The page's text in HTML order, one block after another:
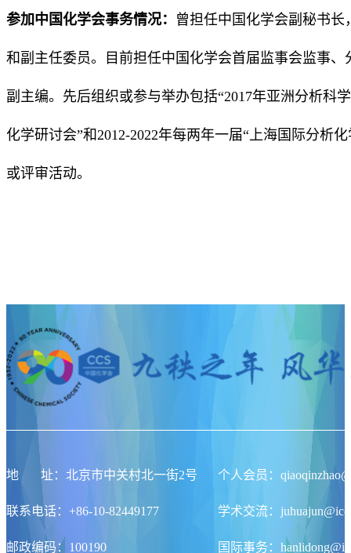
参加中国化学会事务情况： 曾担任中国化学会副秘书
和副主任委员。目前担任中国化学会首届监事会监事、
副主编。先后组织或参与举办包括“2017年亚洲分析科
化学研讨会”和2012-2022年每两年一届“上海国际分析
或评审活动。
地 址 ：北京市中关村北一街2号
联系电话：+86-10-82449177
邮政编码：100190
个人会员：
学术交流：
国际事务：